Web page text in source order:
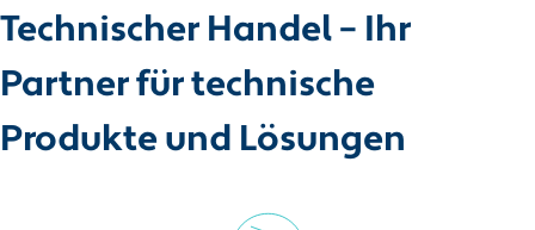
Technischer Handel – Ihr
Partner für technische
Produkte und Lösungen